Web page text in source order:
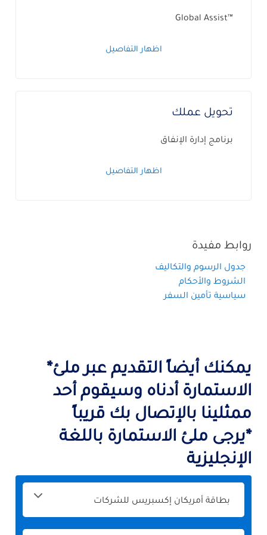
™Global Assist
اظهار التفاصيل
تحويل عملك
برنامج إدارة الإنفاق
اظهار التفاصيل
روابط مفيدة
جدول الرسوم والتكاليف
الشروط والأحكام
سياسية تأمين السفر
يمكنك أيضاً التقديم عبر ملئ*
الاستمارة أدناه وسيقوم أحد
ممثلينا بالإتصال بك قريباً
*يرجى ملئ الاستمارة باللغة
الإنجليزية
الرجاء